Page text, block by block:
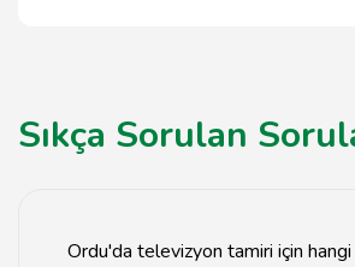
Sıkça Sorulan
Ordu'da televizyon tamiri için